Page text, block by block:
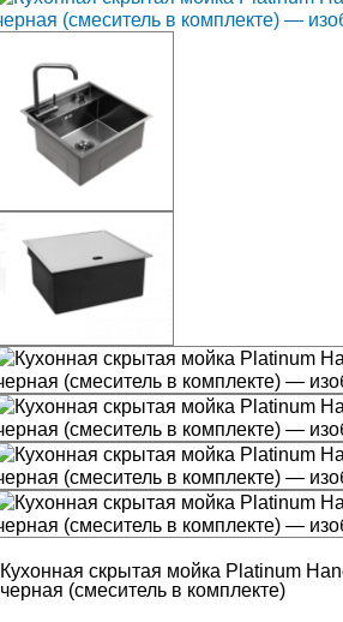
Кухонная скрытая мойка Platinum
черная (смеситель в комплекте)